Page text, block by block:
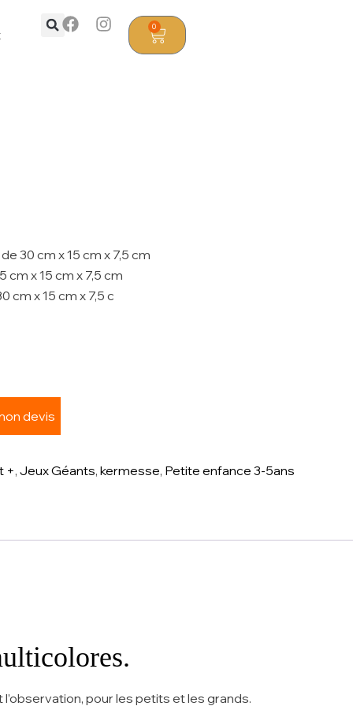
0
30 cm x 15 cm x 7,5 cm
cm x 15 cm x 7,5 cm
cm x 15 cm x 7,5 c
devis
+, Jeux Géants, kermesse, Petite enfance 3-5ans
pour les petits et les grands.